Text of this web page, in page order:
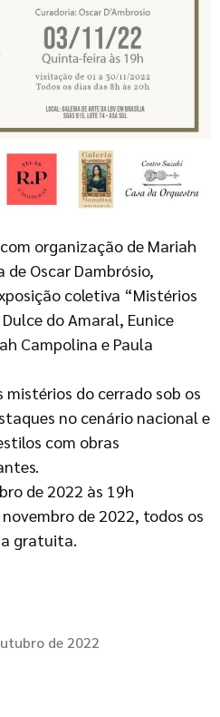
organização de Mariah
Oscar Dambrósio,
coletiva “Mistérios
do Amaral, Eunice
Campolina e Paula
mistérios do cerrado sob os
no cenário nacional e
com obras
de 2022 às 19h
novembro de 2022, todos os
gratuita.
de 2022